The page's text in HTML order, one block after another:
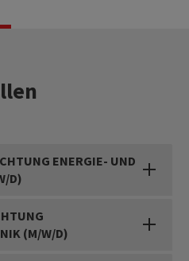
ENERGIE- UND
D)
(M/W/D)